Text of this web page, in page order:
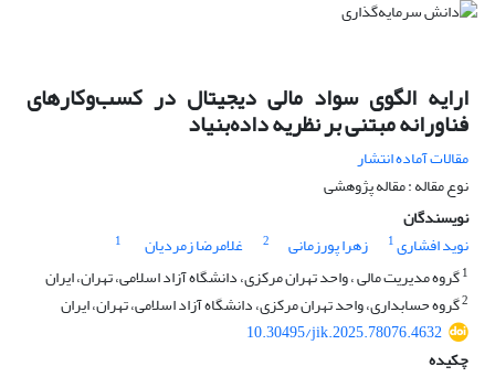
ارایه الگوی سواد مالی دیجیتال در کسب‌وکارهای
فناورانه مبتنی بر نظریه داده‌بنیاد
مقالات آماده انتشار
نوع مقاله : مقاله پژوهشی
نویسندگان
نوید افشاری1 زهرا پورزمانی 2 غلامرضا زمردیان
1
1گروه مدیریت مالی ، واحد تهران مرکزی، دانشگاه آزاد اسلامی، تهران، ایران
2گروه حسابداری، واحد تهران مرکزی، دانشگاه آزاد اسلامی، تهران، ایران
10.30495/jik.2025.78076.4632
چکیده